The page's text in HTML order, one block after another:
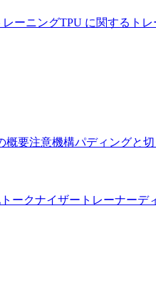
レーニングTPU に関するト
概要注意機構パディングと
トークナイザー トレーナーデ